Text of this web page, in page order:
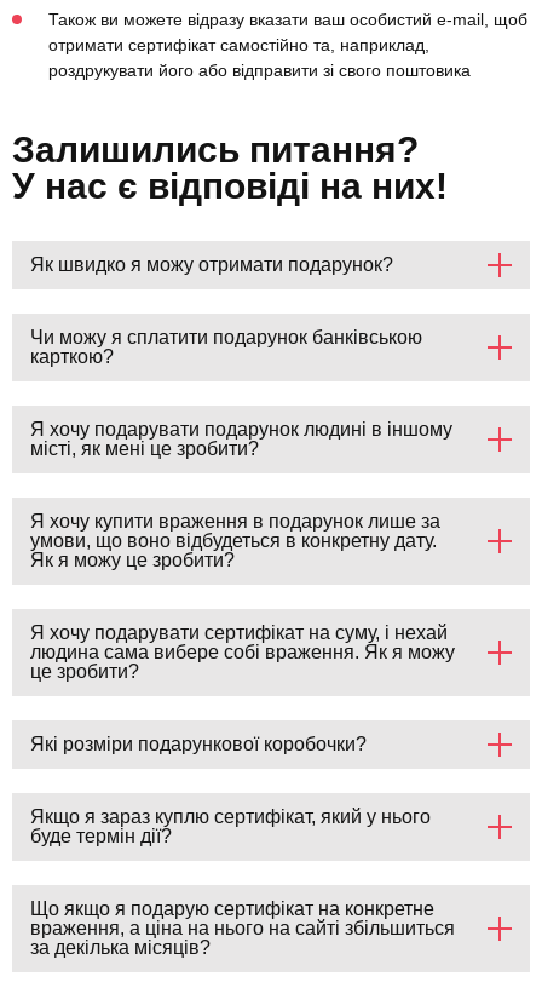
Також ви можете відразу вказати ваш особистий e-mail, щоб
отримати сертифікат самостійно та, наприклад,
роздрукувати його або відправити зі свого поштовика
Залишились питання?
У нас є відповіді на них!
Як швидко я можу отримати подарунок?
Чи можу я сплатити подарунок банківською
карткою?
Я хочу подарувати подарунок людині в іншому
місті, як мені це зробити?
Я хочу купити враження в подарунок лише за
умови, що воно відбудеться в конкретну дату.
Як я можу це зробити?
Я хочу подарувати сертифікат на суму, і нехай
людина сама вибере собі враження. Як я можу
це зробити?
Які розміри подарункової коробочки?
Якщо я зараз куплю сертифікат, який у нього
буде термін дії?
Що якщо я подарую сертифікат на конкретне
враження, а ціна на нього на сайті збільшиться
за декілька місяців?